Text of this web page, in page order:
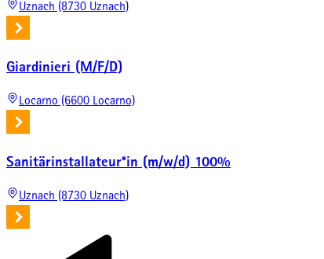
Uznach (8730 Uznach)
Giardinieri (M/F/D)
Locarno (6600 Locarno)
Sanitärinstallateur*in (m/w/d) 100%
Uznach (8730 Uznach)